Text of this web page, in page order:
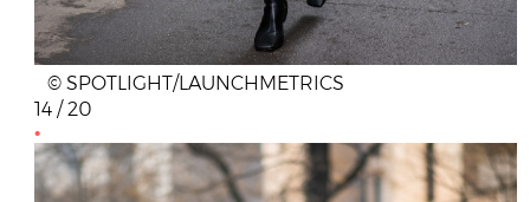
© SPOTLIGHT/LAUNCHMETRICS
14 / 20